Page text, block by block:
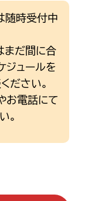
随時受付中
まだ間に合
ジュールを
ださい。
お電話にて
。